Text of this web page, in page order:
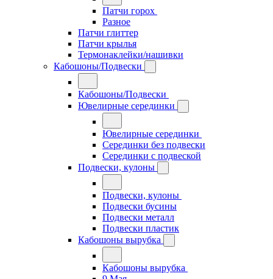
Патчи горох
Разное
Патчи глиттер
Патчи крылья
Термонаклейки/нашивки
Кабошоны/Подвески
Кабошоны/Подвески
Ювелирные серединки
Ювелирные серединки
Серединки без подвески
Серединки с подвеской
Подвески, кулоны
Подвески, кулоны
Подвески бусины
Подвески металл
Подвески пластик
Кабошоны вырубка
Кабошоны вырубка